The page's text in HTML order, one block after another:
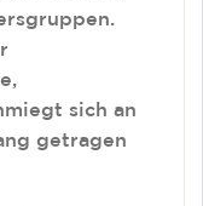
sich an
getragen